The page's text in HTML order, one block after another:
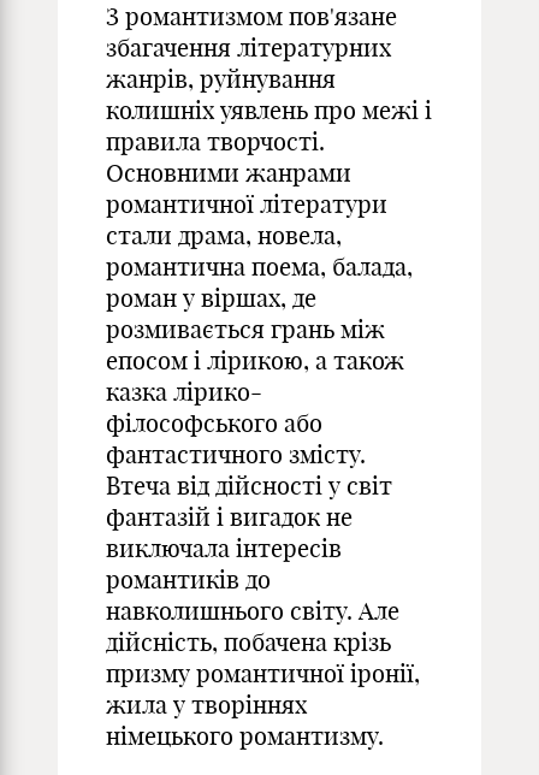
З романтизмом пов'язане
збагачення літературних
жанрів, руйнування
колишніх уявлень про межі і
правила творчості.
Основними жанрами
романтичної літератури
стали драма, новела,
романтична поема, балада,
роман у віршах, де
розмивається грань між
епосом і лірикою, а також
казка лірико-
філософського або
фантастичного змісту.
Втеча від дійсності у світ
фантазій і вигадок не
виключала інтересів
романтиків до
навколишнього світу. Але
дійсність, побачена крізь
призму романтичної іронії,
жила у творіннях
німецького романтизму.